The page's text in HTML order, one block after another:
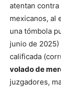
atentan
mexicanos, al
una tómbola
junio de
calificada
volado de
juzgadores,